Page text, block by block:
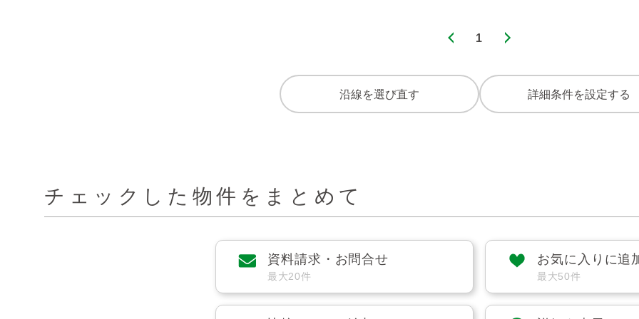
1
沿線を選び直す 詳細条件を設定する
チェックした物件をまとめて
資料請求・お問合せ
最大20件
お気に入りに追
最大50件